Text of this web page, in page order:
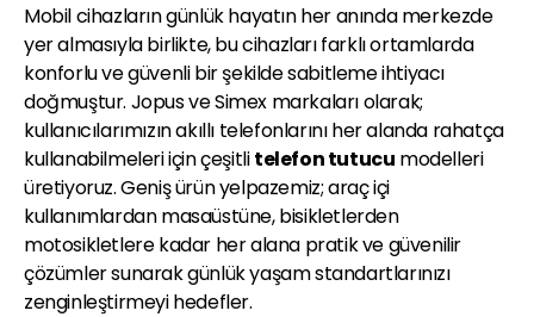
Mobil cihazların günlük hayatın her anında merkezde
yer almasıyla birlikte, bu cihazları farklı ortamlarda
konforlu ve güvenli bir şekilde sabitleme ihtiyacı
doğmuştur. Jopus ve Simex markaları olarak;
kullanıcılarımızın akıllı telefonlarını her alanda rahatça
kullanabilmeleri için çeşitlitelefon tutucu modelleri
üretiyoruz. Geniş ürün yelpazemiz; araç içi
kullanımlardan masaüstüne, bisikletlerden
motosikletlere kadar her alana pratik ve güvenilir
çözümler sunarak günlük yaşam standartlarınızı
zenginleştirmeyi hedefler.